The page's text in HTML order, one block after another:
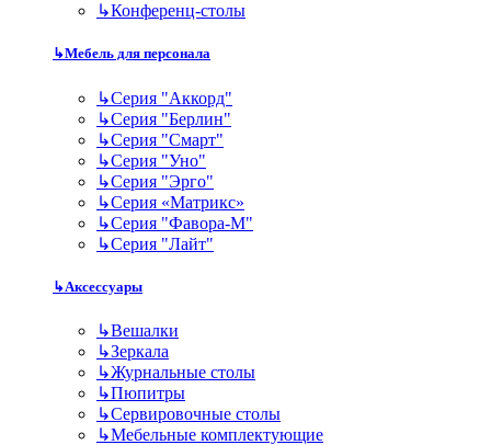
↳Конференц-столы
↳Мебель для персонала
↳Серия "Аккорд"
↳Серия "Берлин"
↳Серия "Смарт"
↳Серия "Уно"
↳Серия "Эрго"
↳Серия «Матрикс»
↳Серия "Фавора-М"
↳Серия "Лайт"
↳Аксессуары
↳Вешалки
↳Зеркала
↳Журнальные столы
↳Пюпитры
↳Сервировочные столы
↳Мебельные комплектующие